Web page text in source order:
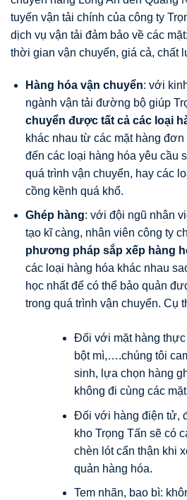
tuyến vận tải chính của công ty
dịch vụ vận tải đảm bảo về các
thời gian vận chuyển, giá cả, chất
Hàng hóa vận chuyển: với
ngành vận tải đường bộ giúp
chuyển được tất cả các loại
khác nhau từ các mặt hàng
đến các loại hàng hóa yêu cầu
quá trình vận chuyển, hay các
cồng kềnh quá khổ.
Ghép hàng: với đội ngũ nhân
tạo kĩ càng, nhân viên công ty
phương pháp sắp xếp hàng
các loại hàng hóa khác nhau
học nhất để có thể bảo quản
trong quá trình vận chuyển. Cụ
Đối với mặt hàng
bột mì,….chúng tôi
sinh, lựa chọn hàng
không đi cùng các
Đối với hàng điện tử,
kho Trọng Tấn sẽ có
chèn lót cẩn thận khi
quản hàng hóa.
Tem nhãn, bao bì: